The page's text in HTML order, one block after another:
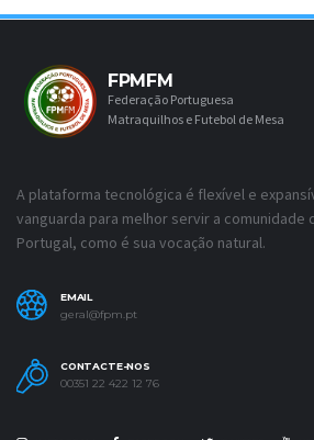
FPMFM
Federação Portuguesa
Matraquilhos e Futebol de Mesa
A plataforma tecnológica é flexível e
vanguarda para melhor servir a comunidade
Portugal, como é sua vocação natural.
EMAIL
geral@fpm.pt
CONTACTE-NOS
00351 22 422 12 76